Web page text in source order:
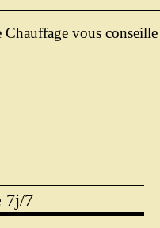
Chauffage vous
7j/7